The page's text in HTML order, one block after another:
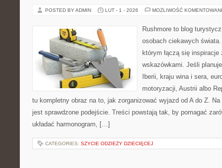
POSTED BY ADMIN LUT - 1 - 2026 MOŻLIWOŚĆ
Rushmore to blog
osobach ciekawych
którym łączą się
wskazówkami. Jeśli
Iberii, kraju wina i sera,
motoryzacji, Austrii albo
tu kompletny obraz na to, jak zorganizować wyjazd od A do Z.
jest sprawdzone podejście. Treści powstają tak, by pomagać
układać harmonogram, […]
CATEGORIES: SZYCIE ODZIEŻY DZIECIĘCEJ